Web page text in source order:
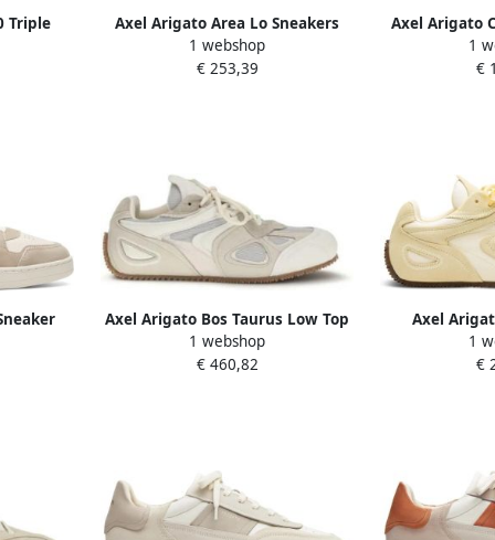
Triple
Axel Arigato Area Lo Sneakers
1 webshop
€ 253,39
Axel Arigato
1
€
Axel Arigato Bos Taurus Low Top
Sneakers
1 webshop
€ 460,82
Axel
1
€